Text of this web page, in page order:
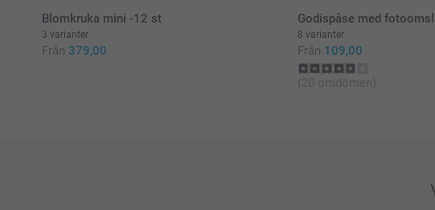
Blomkruka mini -12 st
3 varianter
Från 379,00
Godispåse med
8 varianter
Från 109,00
(20 omdömen)